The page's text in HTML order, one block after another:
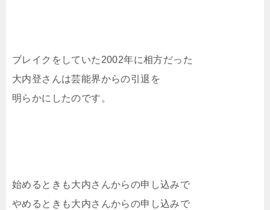
ブレイクをしていた2002年に相方だった
大内登さんは芸能界からの引退を
明らかにしたのです。
始めるときも大内さんからの申し込みで
やめるときも大内さんからの申し込みで